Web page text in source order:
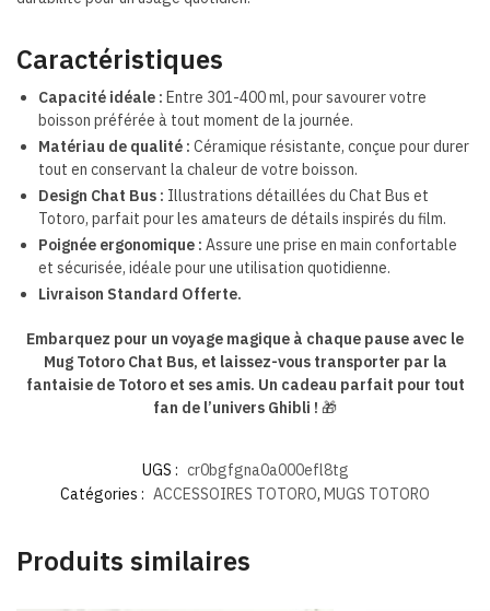
Caractéristiques
Capacité idéale : Entre 301-400 ml, pour savourer votre
boisson préférée à tout moment de la journée.
Matériau de qualité : Céramique résistante, conçue pour durer
tout en conservant la chaleur de votre boisson.
Design Chat Bus : Illustrations détaillées du Chat Bus et
Totoro, parfait pour les amateurs de détails inspirés du film.
Poignée ergonomique : Assure une prise en main confortable
et sécurisée, idéale pour une utilisation quotidienne.
Livraison Standard Offerte.
Embarquez pour un voyage magique à chaque pause avec le
Mug Totoro Chat Bus, et laissez-vous transporter par la
fantaisie de Totoro et ses amis. Un cadeau parfait pour tout
fan de l’univers Ghibli ! 🎁
UGS : cr0bgfgna0a000efl8tg
Catégories : ACCESSOIRES TOTORO, MUGS TOTORO
Produits similaires